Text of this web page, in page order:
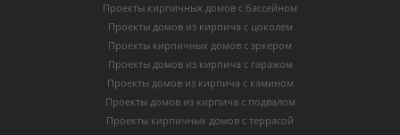
Проекты кирпичных домов с бассейном
Проекты домов из кирпича с цоколем
Проекты кирпичных домов с эркером
Проекты домов из кирпича с гаражом
Проекты домов из кирпича с камином
Проекты домов из кирпича с подвалом
Проекты кирпичных домов с террасой